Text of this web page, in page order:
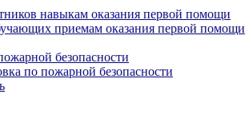
навыкам оказания первой помощи
приемам оказания первой помощи
безопасности
по пожарной безопасности